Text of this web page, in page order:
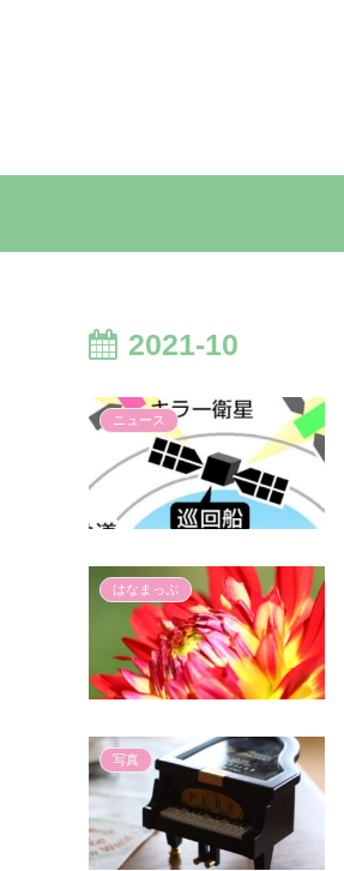
2021-10
ニュース
はなまっぷ
写真